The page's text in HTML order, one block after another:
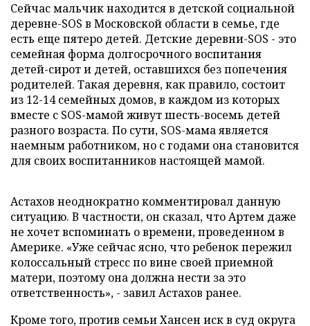
Сейчас мальчик находится в детской социальной
деревне-SOS в Московской области в семье, где
есть еще пятеро детей. Детские деревни-SOS - это
семейная форма долгосрочного воспитания
детей-сирот и детей, оставшихся без попечения
родителей. Такая деревня, как правило, состоит
из 12-14 семейных домов, в каждом из которых
вместе с SOS-мамой живут шесть-восемь детей
разного возраста. По сути, SOS-мама является
наемным работником, но с годами она становится
для своих воспитанников настоящей мамой.
Астахов неоднократно комментировал данную
ситуацию. В частности, он сказал, что Артем даже
не хочет вспоминать о времени, проведенном в
Америке. «Уже сейчас ясно, что ребенок пережил
колоссальный стресс по вине своей приемной
матери, поэтому она должна нести за это
ответственность», - завил Астахов ранее.
Кроме того, против семьи Хансен иск в суд округа